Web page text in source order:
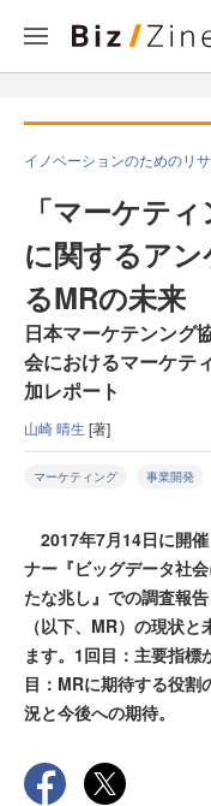
イノベーションのためのリ
「マーケテ
に関するアン
るMRの未来
日本マーケテンング
会におけるマーケテ
加レポート
山崎 晴生 [著]
マーケティング 事業開発
2017年7月14日に開催
ナー『ビッグデータ社
たな兆し』での調査報
（以下、MR）の現状
ます。1回目：主要指標
目：MRに期待する役
況と今後への期待。